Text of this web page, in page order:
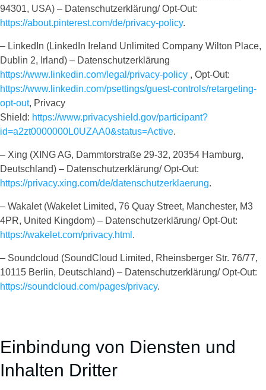
94301, USA) – Datenschutzerklärung/ Opt-Out:
https://about.pinterest.com/de/privacy-policy.
– LinkedIn (LinkedIn Ireland Unlimited Company Wilton Place,
Dublin 2, Irland) – Datenschutzerklärung
https://www.linkedin.com/legal/privacy-policy , Opt-Out:
https://www.linkedin.com/psettings/guest-controls/retargeting-
opt-out, Privacy
Shield: https://www.privacyshield.gov/participant?
id=a2zt0000000L0UZAA0&status=Active.
– Xing (XING AG, Dammtorstraße 29-32, 20354 Hamburg,
Deutschland) – Datenschutzerklärung/ Opt-Out:
https://privacy.xing.com/de/datenschutzerklaerung.
– Wakalet (Wakelet Limited, 76 Quay Street, Manchester, M3
4PR, United Kingdom) – Datenschutzerklärung/ Opt-Out:
https://wakelet.com/privacy.html .
– Soundcloud (SoundCloud Limited, Rheinsberger Str. 76/77,
10115 Berlin, Deutschland) – Datenschutzerklärung/ Opt-Out:
https://soundcloud.com/pages/privacy.
Einbindung von Diensten und
Inhalten Dritter